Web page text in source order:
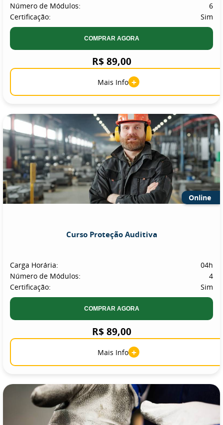
Número de Módulos:
6
Certificação:
Sim
COMPRAR AGORA
R$ 89,00
Mais Info +
Online
Curso Proteção Auditiva
Carga Horária:
04h
Número de Módulos:
4
Certificação:
Sim
COMPRAR AGORA
R$ 89,00
Mais Info +